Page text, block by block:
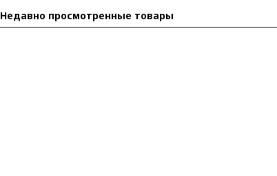
Недавно просмотренные товары